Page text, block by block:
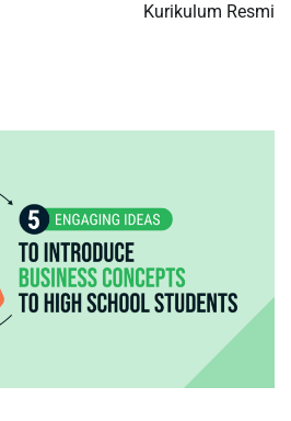
Kurikulum Resmi